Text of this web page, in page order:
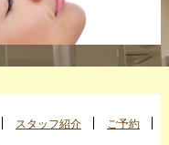
スタッフ紹介 ご予約